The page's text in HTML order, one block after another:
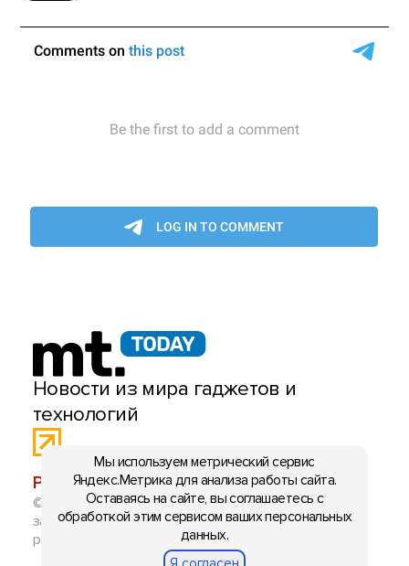
Новости из мира гаджетов и
технологий
РЕКЛАМА:mobiltelefon.ru@gmail.com
© 2006-2026 mt.today \ mobiltelefon.ru. Все права
защищены. Использование материалов с сайта
разрешено при указании ссылки на данный ресурс.
Мы используем метрический сервис
Яндекс.Метрика для анализа работы сайта.
Оставаясь на сайте, вы соглашаетесь с
обработкой этим сервисом ваших персональных
данных.